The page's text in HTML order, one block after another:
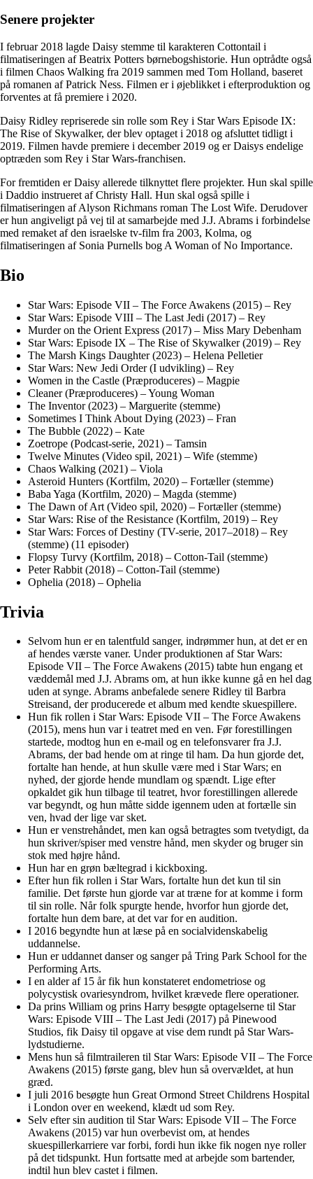
Senere projekter
I februar 2018 lagde Daisy stemme til karakteren Cottontail i
filmatiseringen af Beatrix Potters børnebogshistorie. Hun optrådte også
i filmen Chaos Walking fra 2019 sammen med Tom Holland, baseret
på romanen af Patrick Ness. Filmen er i øjeblikket i efterproduktion og
forventes at få premiere i 2020.
Daisy Ridley repriserede sin rolle som Rey i Star Wars Episode IX:
The Rise of Skywalker, der blev optaget i 2018 og afsluttet tidligt i
2019. Filmen havde premiere i december 2019 og er Daisys endelige
optræden som Rey i Star Wars-franchisen.
For fremtiden er Daisy allerede tilknyttet flere projekter. Hun skal spille
i Daddio instrueret af Christy Hall. Hun skal også spille i
filmatiseringen af Alyson Richmans roman The Lost Wife. Derudover
er hun angiveligt på vej til at samarbejde med J.J. Abrams i forbindelse
med remaket af den israelske tv-film fra 2003, Kolma, og
filmatiseringen af Sonia Purnells bog A Woman of No Importance.
Bio
Star Wars: Episode VII – The Force Awakens (2015) – Rey
Star Wars: Episode VIII – The Last Jedi (2017) – Rey
Murder on the Orient Express (2017) – Miss Mary Debenham
Star Wars: Episode IX – The Rise of Skywalker (2019) – Rey
The Marsh Kings Daughter (2023) – Helena Pelletier
Star Wars: New Jedi Order (I udvikling) – Rey
Women in the Castle (Præproduceres) – Magpie
Cleaner (Præproduceres) – Young Woman
The Inventor (2023) – Marguerite (stemme)
Sometimes I Think About Dying (2023) – Fran
The Bubble (2022) – Kate
Zoetrope (Podcast-serie, 2021) – Tamsin
Twelve Minutes (Video spil, 2021) – Wife (stemme)
Chaos Walking (2021) – Viola
Asteroid Hunters (Kortfilm, 2020) – Fortæller (stemme)
Baba Yaga (Kortfilm, 2020) – Magda (stemme)
The Dawn of Art (Video spil, 2020) – Fortæller (stemme)
Star Wars: Rise of the Resistance (Kortfilm, 2019) – Rey
Star Wars: Forces of Destiny (TV-serie, 2017–2018) – Rey
(stemme) (11 episoder)
Flopsy Turvy (Kortfilm, 2018) – Cotton-Tail (stemme)
Peter Rabbit (2018) – Cotton-Tail (stemme)
Ophelia (2018) – Ophelia
Trivia
Selvom hun er en talentfuld sanger, indrømmer hun, at det er en
af hendes værste vaner. Under produktionen af Star Wars:
Episode VII – The Force Awakens (2015) tabte hun engang et
væddemål med J.J. Abrams om, at hun ikke kunne gå en hel dag
uden at synge. Abrams anbefalede senere Ridley til Barbra
Streisand, der producerede et album med kendte skuespillere.
Hun fik rollen i Star Wars: Episode VII – The Force Awakens
(2015), mens hun var i teatret med en ven. Før forestillingen
startede, modtog hun en e-mail og en telefonsvarer fra J.J.
Abrams, der bad hende om at ringe til ham. Da hun gjorde det,
fortalte han hende, at hun skulle være med i Star Wars; en
nyhed, der gjorde hende mundlam og spændt. Lige efter
opkaldet gik hun tilbage til teatret, hvor forestillingen allerede
var begyndt, og hun måtte sidde igennem uden at fortælle sin
ven, hvad der lige var sket.
Hun er venstrehåndet, men kan også betragtes som tvetydigt, da
hun skriver/spiser med venstre hånd, men skyder og bruger sin
stok med højre hånd.
Hun har en grøn bæltegrad i kickboxing.
Efter hun fik rollen i Star Wars, fortalte hun det kun til sin
familie. Det første hun gjorde var at træne for at komme i form
til sin rolle. Når folk spurgte hende, hvorfor hun gjorde det,
fortalte hun dem bare, at det var for en audition.
I 2016 begyndte hun at læse på en socialvidenskabelig
uddannelse.
Hun er uddannet danser og sanger på Tring Park School for the
Performing Arts.
I en alder af 15 år fik hun konstateret endometriose og
polycystisk ovariesyndrom, hvilket krævede flere operationer.
Da prins William og prins Harry besøgte optagelserne til Star
Wars: Episode VIII – The Last Jedi (2017) på Pinewood
Studios, fik Daisy til opgave at vise dem rundt på Star Wars-
lydstudierne.
Mens hun så filmtraileren til Star Wars: Episode VII – The Force
Awakens (2015) første gang, blev hun så overvældet, at hun
græd.
I juli 2016 besøgte hun Great Ormond Street Childrens Hospital
i London over en weekend, klædt ud som Rey.
Selv efter sin audition til Star Wars: Episode VII – The Force
Awakens (2015) var hun overbevist om, at hendes
skuespillerkarriere var forbi, fordi hun ikke fik nogen nye roller
på det tidspunkt. Hun fortsatte med at arbejde som bartender,
indtil hun blev castet i filmen.